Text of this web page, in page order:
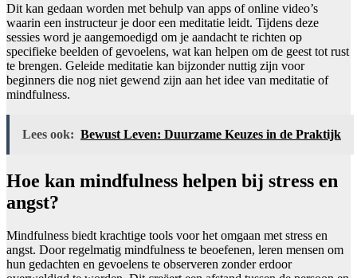
Dit kan gedaan worden met behulp van apps of online video’s
waarin een instructeur je door een meditatie leidt. Tijdens deze
sessies word je aangemoedigd om je aandacht te richten op
specifieke beelden of gevoelens, wat kan helpen om de geest tot rust
te brengen. Geleide meditatie kan bijzonder nuttig zijn voor
beginners die nog niet gewend zijn aan het idee van meditatie of
mindfulness.
Lees ook: Bewust Leven: Duurzame Keuzes in de Praktijk
Hoe kan mindfulness helpen bij stress en
angst?
Mindfulness biedt krachtige tools voor het omgaan met stress en
angst. Door regelmatig mindfulness te beoefenen, leren mensen om
hun gedachten en gevoelens te observeren zonder erdoor